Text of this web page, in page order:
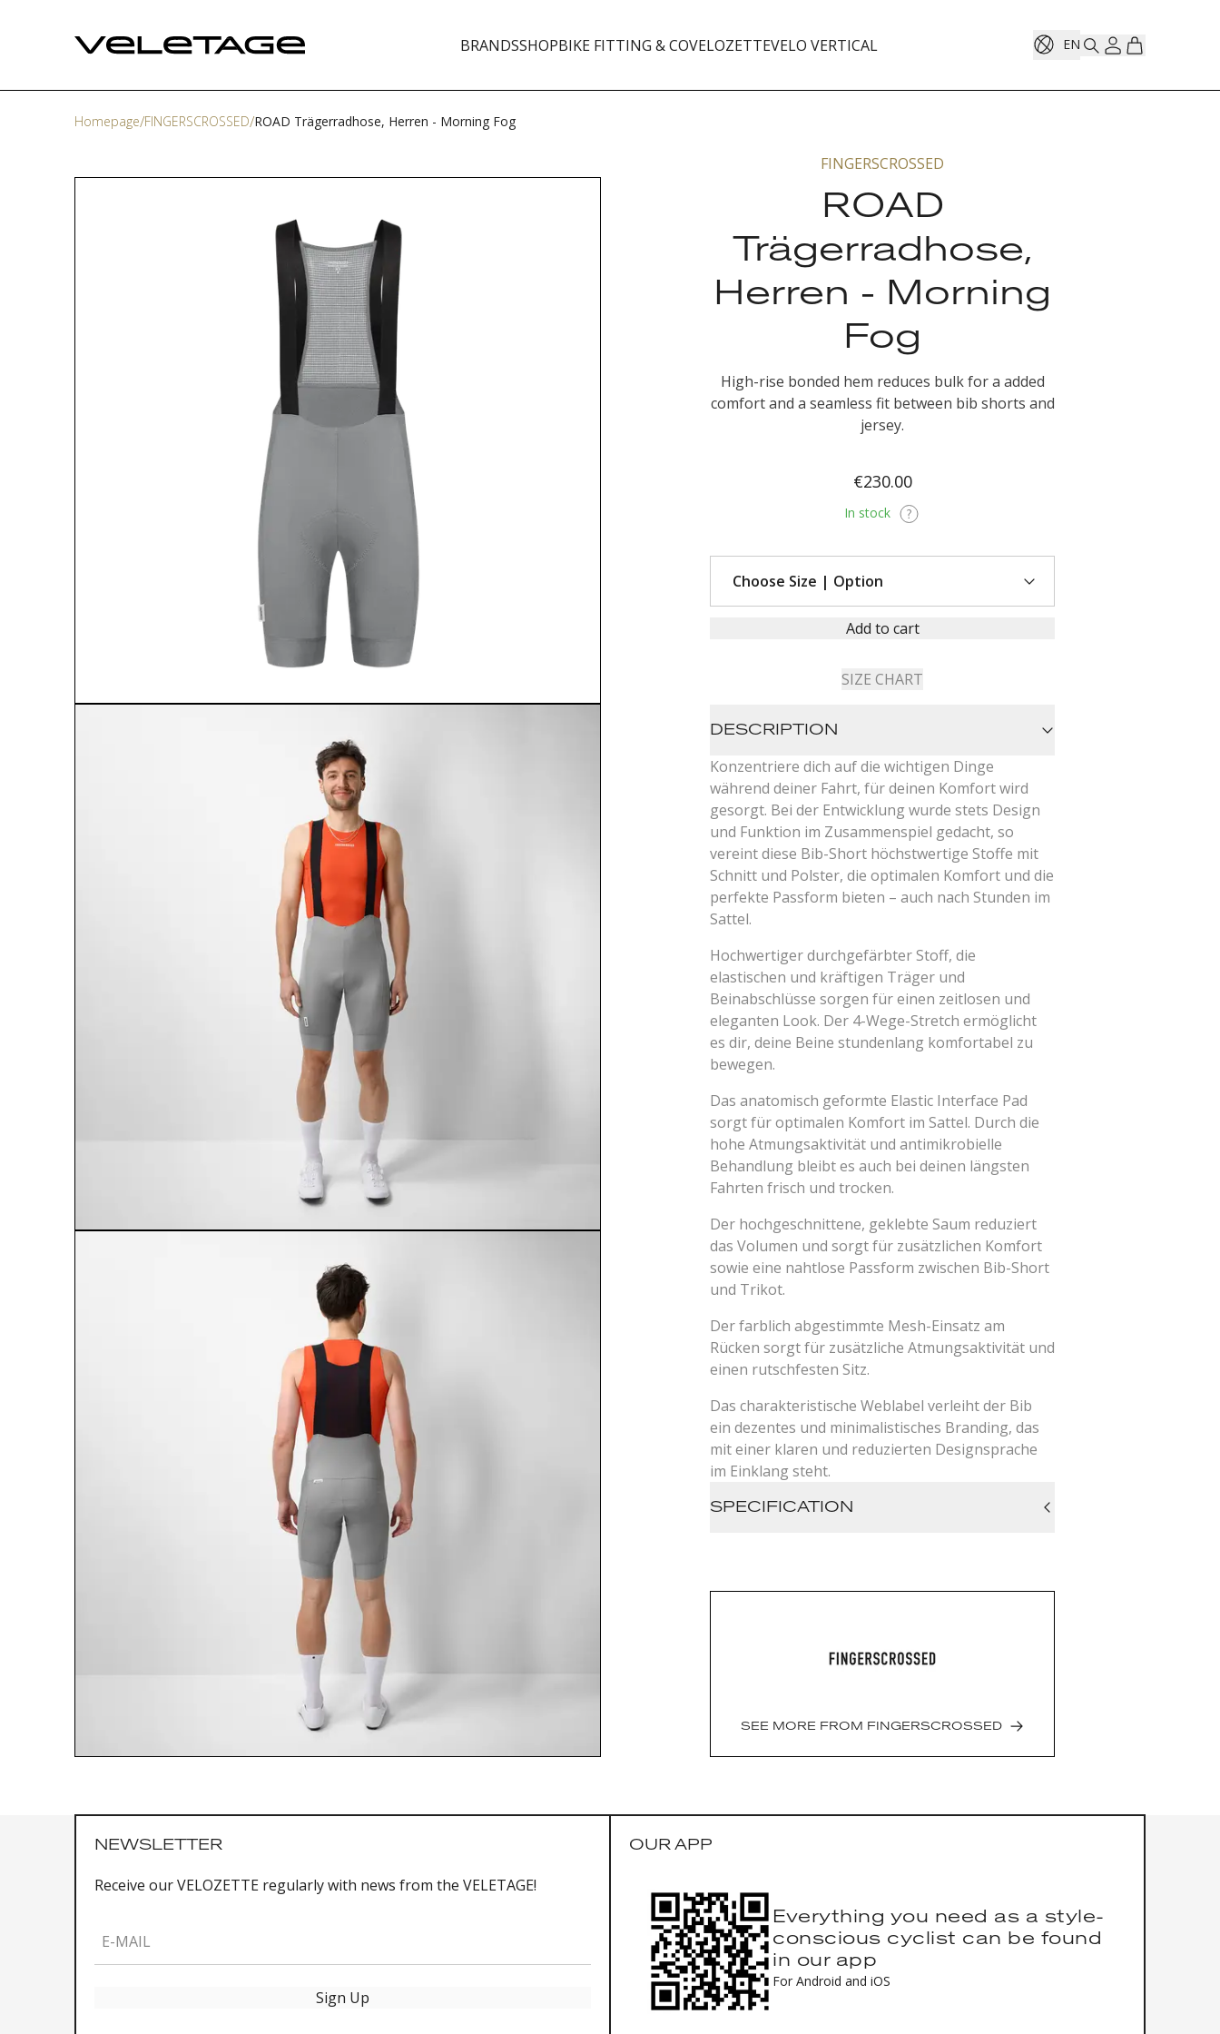
BRANDSSHOPBIKE FITTING & COVELOZETTEVELO VERTICAL EN
Homepage FINGERSCROSSED ROAD Trägerradhose, Herren - Morning Fog
FINGERSCROSSED
ROAD
Trägerradhose,
Herren - Morning
Fog
High-rise bonded hem reduces bulk for a added
comfort and a seamless fit between bib shorts and
jersey.
€230.00
In stock
Add to cart
SIZE CHART
DESCRIPTION
Konzentriere dich auf die wichtigen Dinge
während deiner Fahrt, für deinen Komfort wird
gesorgt. Bei der Entwicklung wurde stets Design
und Funktion im Zusammenspiel gedacht, so
vereint diese Bib-Short höchstwertige Stoffe mit
Schnitt und Polster, die optimalen Komfort und die
perfekte Passform bieten – auch nach Stunden im
Sattel.
Hochwertiger durchgefärbter Stoff, die
elastischen und kräftigen Träger und
Beinabschlüsse sorgen für einen zeitlosen und
eleganten Look. Der 4-Wege-Stretch ermöglicht
es dir, deine Beine stundenlang komfortabel zu
bewegen.
Das anatomisch geformte Elastic Interface Pad
sorgt für optimalen Komfort im Sattel. Durch die
hohe Atmungsaktivität und antimikrobielle
Behandlung bleibt es auch bei deinen längsten
Fahrten frisch und trocken.
Der hochgeschnittene, geklebte Saum reduziert
das Volumen und sorgt für zusätzlichen Komfort
sowie eine nahtlose Passform zwischen Bib-Short
und Trikot.
Der farblich abgestimmte Mesh-Einsatz am
Rücken sorgt für zusätzliche Atmungsaktivität und
einen rutschfesten Sitz.
Das charakteristische Weblabel verleiht der Bib
ein dezentes und minimalistisches Branding, das
mit einer klaren und reduzierten Designsprache
im Einklang steht.
SPECIFICATION
Fast Drying
Italian Fabric
SEE MORE FROM FINGERSCROSSED
NEWSLETTER
Receive our VELOZETTE regularly with news from the VELETAGE!
E-MAIL
Sign Up
OUR APP
Everything you need as a style-
conscious cyclist can be found
in our app
For Android and iOS